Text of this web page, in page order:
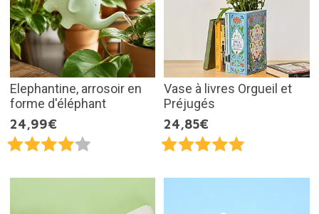
Elephantine, arrosoir en
forme d'éléphant
24,99€
Vase à livres Orgueil et
Préjugés
24,85€